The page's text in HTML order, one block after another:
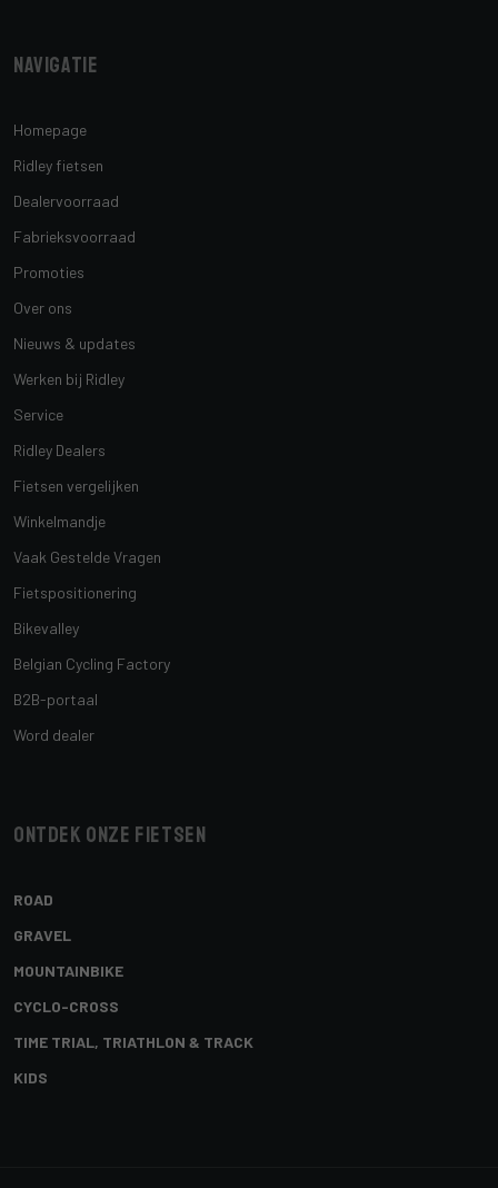
Navigatie
Homepage
Ridley fietsen
Dealervoorraad
Fabrieksvoorraad
Promoties
Over ons
Nieuws & updates
Werken bij Ridley
Service
Ridley Dealers
Fietsen vergelijken
Winkelmandje
Vaak Gestelde Vragen
Fietspositionering
Bikevalley
Belgian Cycling Factory
B2B-portaal
Word dealer
Ontdek onze fietsen
ROAD
GRAVEL
MOUNTAINBIKE
CYCLO-CROSS
TIME TRIAL, TRIATHLON & TRACK
KIDS